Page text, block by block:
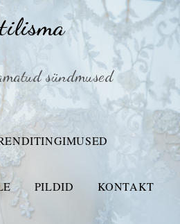
sündmused
PILDID KONTAKT